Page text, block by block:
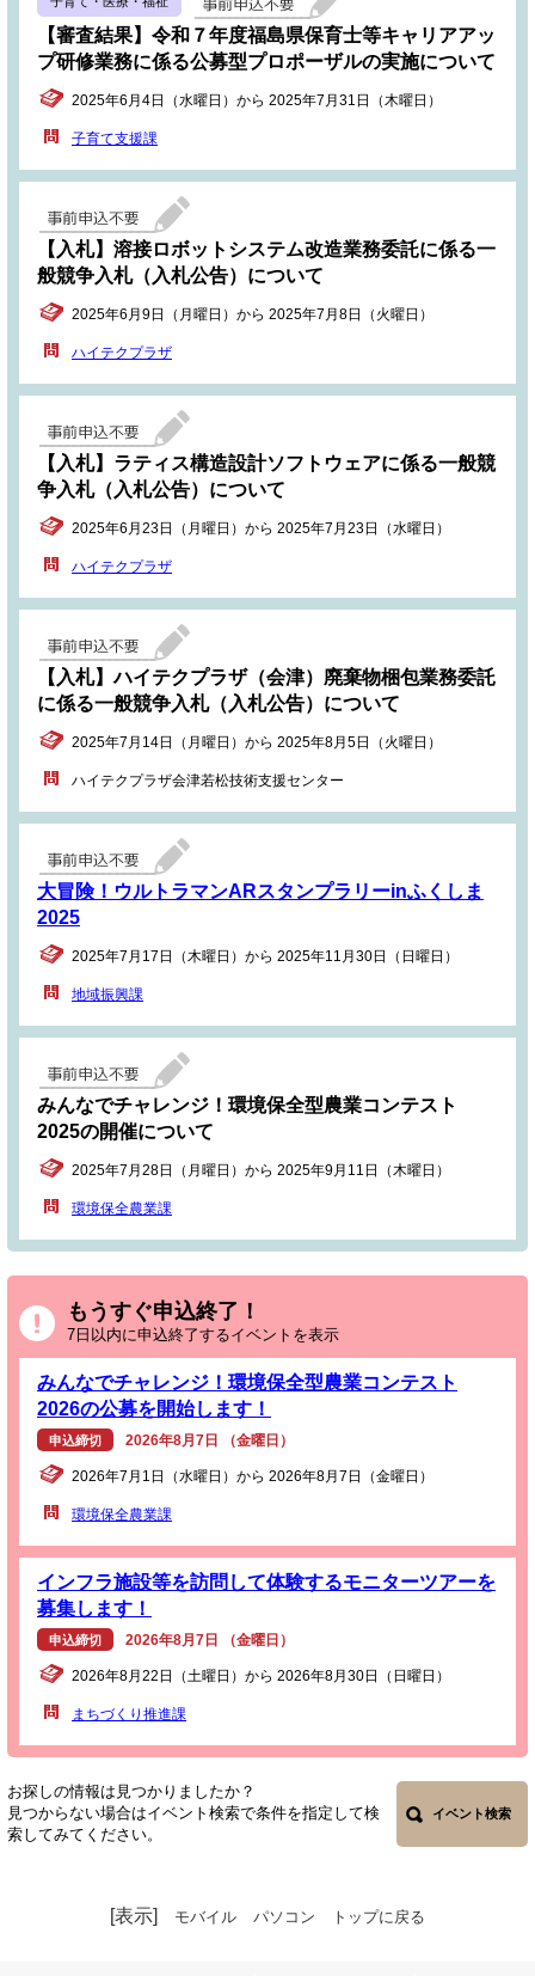
【審査結果】令和７年度福島県保育士等キャリアアッ
プ研修業務に係る公募型プロポーザルの実施について
2025年6月4日（水曜日）から 2025年7月31日（木曜日）
子育て支援課
【入札】溶接ロボットシステム改造業務委託に係る一
般競争入札（入札公告）について
2025年6月9日（月曜日）から 2025年7月8日（火曜日）
ハイテクプラザ
【入札】ラティス構造設計ソフトウェアに係る一般競
争入札（入札公告）について
2025年6月23日（月曜日）から 2025年7月23日（水曜日）
ハイテクプラザ
【入札】ハイテクプラザ（会津）廃棄物梱包業務委託
に係る一般競争入札（入札公告）について
2025年7月14日（月曜日）から 2025年8月5日（火曜日）
ハイテクプラザ会津若松技術支援センター
大冒険！ウルトラマンARスタンプラリーinふくしま
2025
2025年7月17日（木曜日）から 2025年11月30日（日曜日）
地域振興課
みんなでチャレンジ！環境保全型農業コンテスト
2025の開催について
2025年7月28日（月曜日）から 2025年9月11日（木曜日）
環境保全農業課
もうすぐ申込終了！
7日以内に申込終了するイベントを表示
みんなでチャレンジ！環境保全型農業コンテスト
2026の公募を開始します！
申込締切 2026年8月7日 （金曜日）
2026年7月1日（水曜日）から 2026年8月7日（金曜日）
環境保全農業課
インフラ施設等を訪問して体験するモニターツアーを
募集します！
申込締切 2026年8月7日 （金曜日）
2026年8月22日（土曜日）から 2026年8月30日（日曜日）
まちづくり推進課
お探しの情報は見つかりましたか？
見つからない場合はイベント検索で条件を指定して検
索してみてください。
イベント検索
[表示] モバイル パソコン トップに戻る